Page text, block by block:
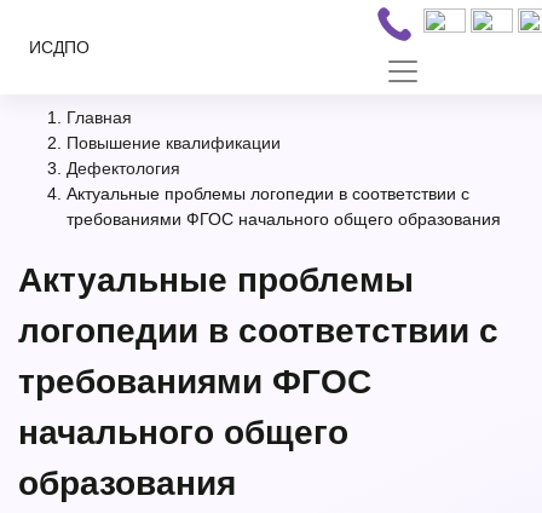
ИСДПО
Главная
Повышение квалификации
Дефектология
Актуальные проблемы логопедии в соответствии с
требованиями ФГОС начального общего образования
Актуальные проблемы
логопедии в соответствии с
требованиями ФГОС
начального общего
образования